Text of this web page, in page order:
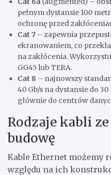
pełnym dystansie 100
ochronę przed
Cat 7 – zapewnia
ekranowaniem, co
na zakłócenia.
GG45 lub TERA.
Cat 8 – najnowszy
40 Gb/s na dystansie do
głównie do centrów
Rodzaje kabli
budowę
Kable Ethernet możemy
względu na ich